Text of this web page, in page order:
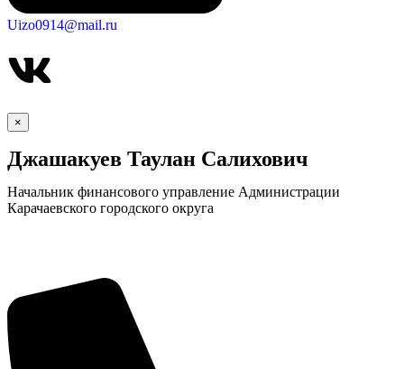
Uizo0914@mail.ru
×
Джашакуев Таулан Салихович
Начальник финансового управление Администрации
Карачаевского городского округа